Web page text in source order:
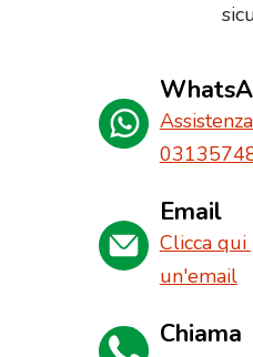
Email
Clicca
un'email
Chiama